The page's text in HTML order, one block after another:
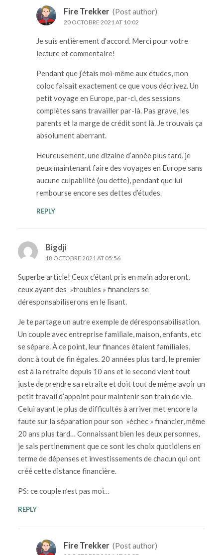
Fire Trekker (Post author)
20 OCTOBRE 2021 AT 10:02
Je suis entièrement d’accord. Merci pour votre
lecture et commentaire!
Pendant que j’étais moi-même aux études, mon
coloc faisait exactement ce que vous décrivez. Un
petit voyage en Europe, par-ci, des sessions
complètes sans travailler par-là. Pas grave, les
parents et la marge de crédit sont là. Je trouvais ça
absolument aberrant.
Heureusement, une dizaine d’année plus tard, je
peux maintenant faire des voyages en Europe sans
aucune culpabilité (ou dette), pendant que lui
rembourse encore ses dettes d’études.
REPLY
Bigdji
18 OCTOBRE 2021 AT 05:56
Superbe article! Ceux c’étant pris en main adoreront,
ceux ayant des »troubles » financiers se
déresponsabiliserons en le lisant.
Je te partage un autre exemple de déresponsabilisation.
Un couple avec entreprise familiale, maison, enfants, etc
se sépare. À ce point, leur finances étaient familiales,
donc à tout de fin égales. 20 années plus tard, le premier
est à la retraite depuis 10 ans et le second vient tout
juste de prendre sa retraite et doit tout de même avoir un
petit travail d’appoint pour maintenir son train de vie.
Celui ayant le plus de difficultés à arriver met encore la
faute sur la séparation pour son »échec » financier, même
20 ans plus tard… Connaissant bien les deux personnes,
je sais pertinemment que ce sont les choix quotidiens en
terme de dépenses et investissements de chacun qui ont
créé cette distance financière.
PS: ce couple n’est pas moi…
REPLY
Fire Trekker (Post author)